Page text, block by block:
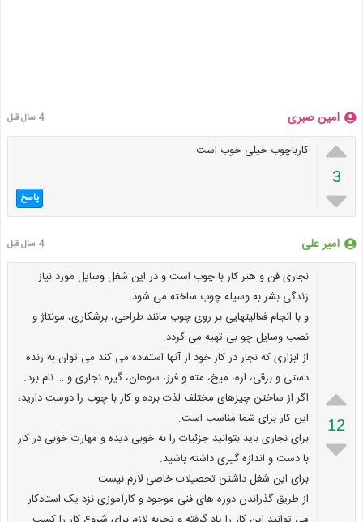
امین صبری 4 سال قبل

3

کارباچوب خیلی خوب است
پاسخ
امیر علی 4 سال قبل

12

نجاری فن و هنر کار با چوب است و در این شغل وسایل مورد نیاز
زندگی بشر به وسیله چوب ساخته می شود.
و با انجام فعالیتهایی بر روی چوب مانند طراحی، برشکاری، مونتاژ و
نصب وسایل چو بی تهیه می گردد.
از ابزاری که نجار در کار خود از آنها استفاده می کند می توان به رنده
دستی و برقی، اره، میخ، مته و فرز، سوهان، گیره نجاری و … نام برد.
اگر از ساختن چیزهای مختلف لذت برده و کار با چوب را دوست دارید،
این کار برای شما مناسب است.
برای نجاری باید بتوانید جزئیات را به خوبی دیده و مهارت خوبی در کار
با دست و اندازه گیری داشته باشید.
برای این شغل داشتن تحصیلات خاصی لازم نیست.
از طریق گذراندن دوره های فنی موجود و کارآموزی نزد یک استادکار